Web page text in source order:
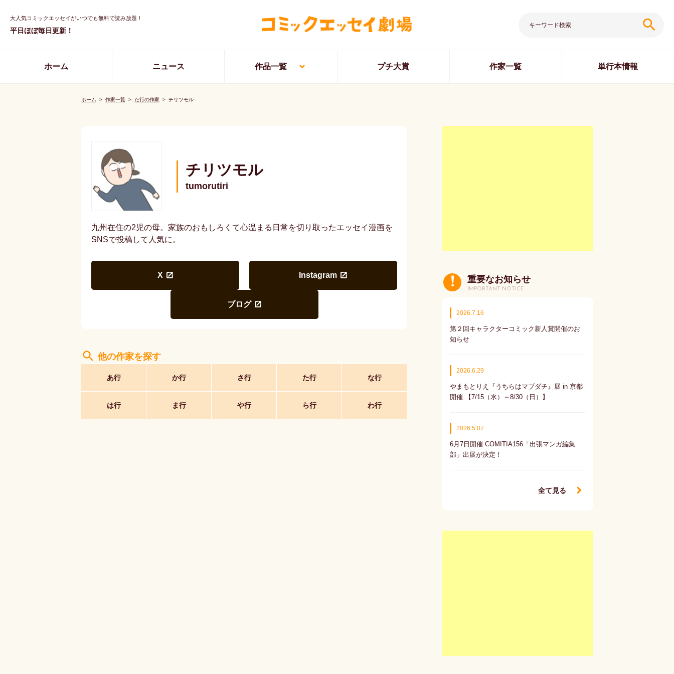
大人気コミックエッセイがいつでも無料で読み放題！
平日ほぼ毎日更新！ search
ホーム ニュース 作品一覧 プチ大賞 作家一覧 単行本情報
ホーム > 作家一覧 > た行の作家 > チリツモル
チリツモル
tumorutiri
九州在住の2児の母。家族のおもしろくて心温まる日常を切り取ったエッセイ漫画を
SNSで投稿して人気に。
X Instagram
ブログ
search 他の作家を探す
あ行 か行 さ行 た行 な行
は行 ま行 や行 ら行 わ行
重要なお知らせ
IMPORTANT NOTICE
2026.7.16
第２回キャラクターコミック新人賞開催のお
知らせ
2026.6.29
やまもとりえ『うちらはマブダチ』展 in 京都
開催 【7/15（水）～8/30（日）】
2026.5.07
6月7日開催 COMITIA156「出張マンガ編集
部」出展が決定！
全て見る